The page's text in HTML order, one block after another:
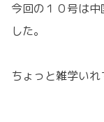
今回の１０号は中
した。
ちょっと雑学い